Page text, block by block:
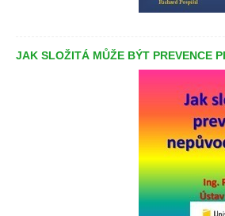
JAK SLOŽITÁ MŮŽE BÝT PREVENCE